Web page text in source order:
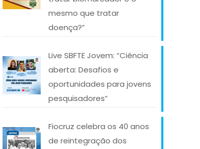
mesmo que tratar
doença?”
Live SBFTE Jovem: “Ciência
aberta: Desafios e
oportunidades para jovens
pesquisadores”
Fiocruz celebra os 40 anos
de reintegração dos